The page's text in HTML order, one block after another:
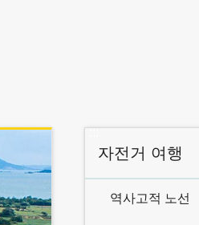
:::
자전거 여행
역사고적 노선